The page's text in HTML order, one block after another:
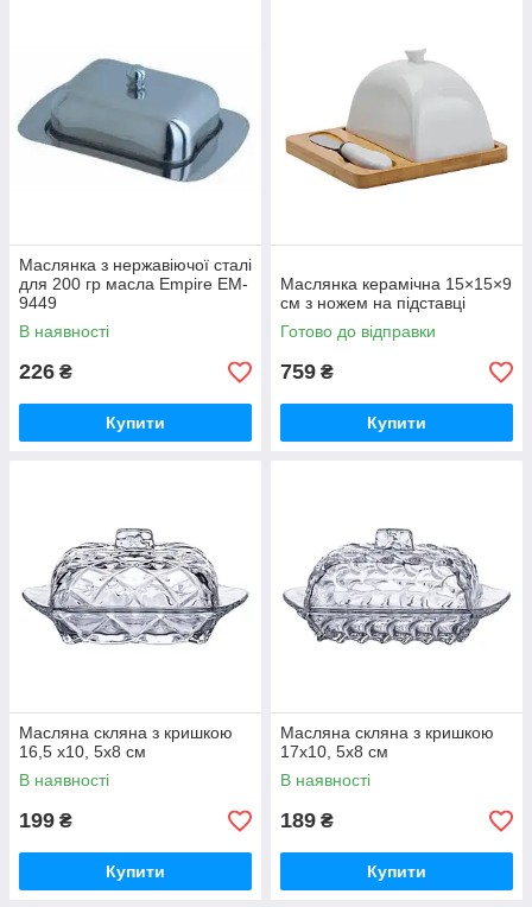
Маслянка з нержавіючої сталі
для 200 гр масла Empire EM-
9449
В наявності
226 ₴
Купити
Маслянка керамічна 15×15×9
см з ножем на підставці
Готово до відправки
759 ₴
Купити
Масляна скляна з кришкою
16,5 х10, 5х8 см
В наявності
199 ₴
Купити
Масляна скляна з кришкою
17х10, 5х8 см
В наявності
189 ₴
Купити